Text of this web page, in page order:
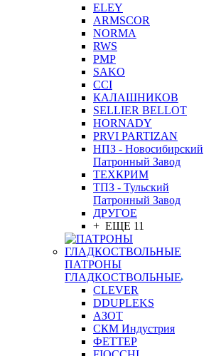
ELEY
ARMSCOR
NORMA
RWS
PMP
SAKO
CCI
КАЛАШНИКОВ
SELLIER BELLOT
HORNADY
PRVI PARTIZAN
НПЗ - Новосибирский
Патронный Завод
ТЕХКРИМ
ТПЗ - Тульский
Патронный Завод
ДРУГОЕ
+ ЕЩЕ 11
ПАТРОНЫ
ГЛАДКОСТВОЛЬНЫЕ
CLEVER
DDUPLEKS
АЗОТ
СКМ Индустрия
ФЕТТЕР